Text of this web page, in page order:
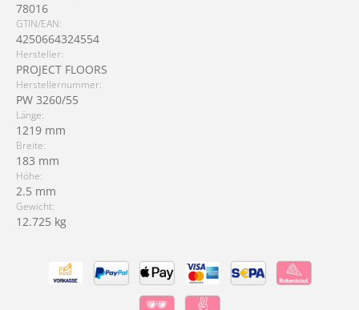
78016
GTIN/EAN:
4250664324554
Hersteller:
PROJECT FLOORS
Herstellernummer:
PW 3260/55
Länge:
1219 mm
Breite:
183 mm
Höhe:
2.5 mm
Gewicht:
12.725 kg